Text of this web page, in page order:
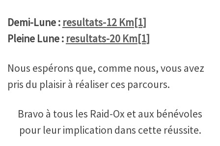
Demi-Lune : resultats-12 Km[1]
Pleine Lune : resultats-20 Km[1]
Nous espérons que, comme nous, vous avez
pris du plaisir à réaliser ces parcours.
Bravo à tous les Raid-Ox et aux bénévoles
pour leur implication dans cette réussite.